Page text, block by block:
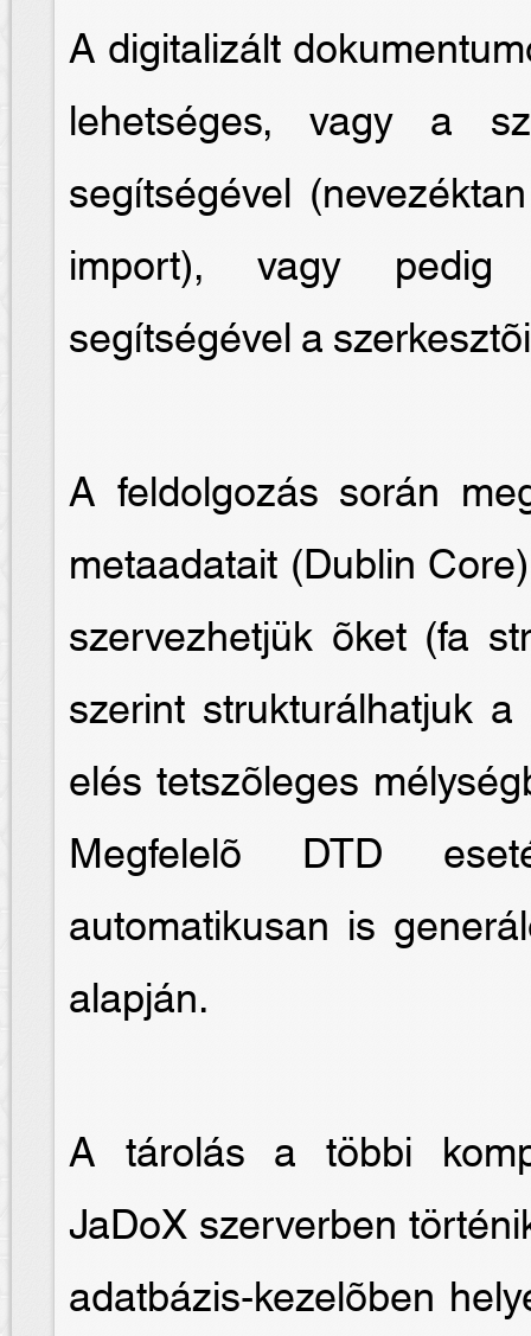
A digitalizált
lehetséges, vagy a
segítségével
import), vagy
segítségével a
A feldolgozás során
metaadatait (Dublin
szervezhetjük õket (fa
szerint strukturálhatjuk
elés tetszõleges
Megfelelõ DTD
automatikusan is
alapján.
A tárolás a többi
JaDoX szerverben
adatbázis-kezelõben